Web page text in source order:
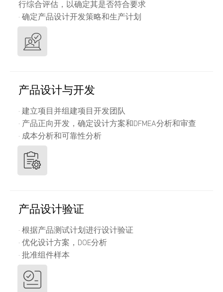
行综合评估，以确定其是否符合要求
· 确定产品设计开发策略和生产计划
产品设计与开发
· 建立项目并组建项目开发团队
· 产品正向开发，确定设计方案和DFMEA分析和审查
· 成本分析和可靠性分析
产品设计验证
· 根据产品测试计划进行设计验证
· 优化设计方案，DOE分析
· 批准组件样本